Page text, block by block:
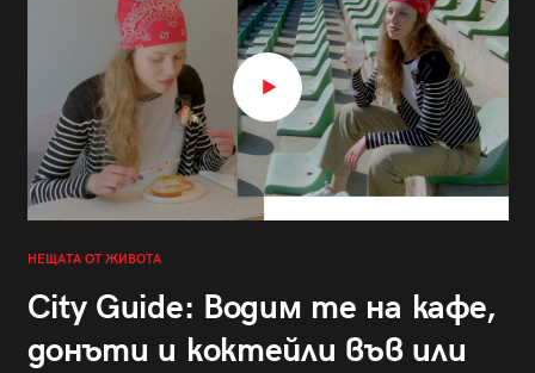
НЕЩАТА ОТ ЖИВОТА
City Guide: Водим те на кафе,
донъти и коктейли във или